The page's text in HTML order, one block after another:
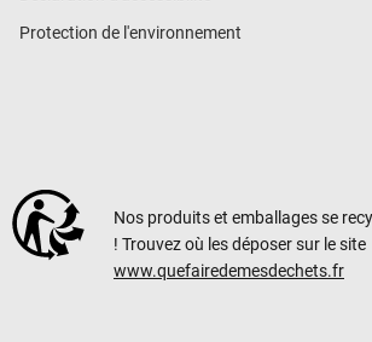
Protection de l'environnement
Nos produits et emballages se
! Trouvez où les déposer sur le site
www.quefairedemesdechets.fr